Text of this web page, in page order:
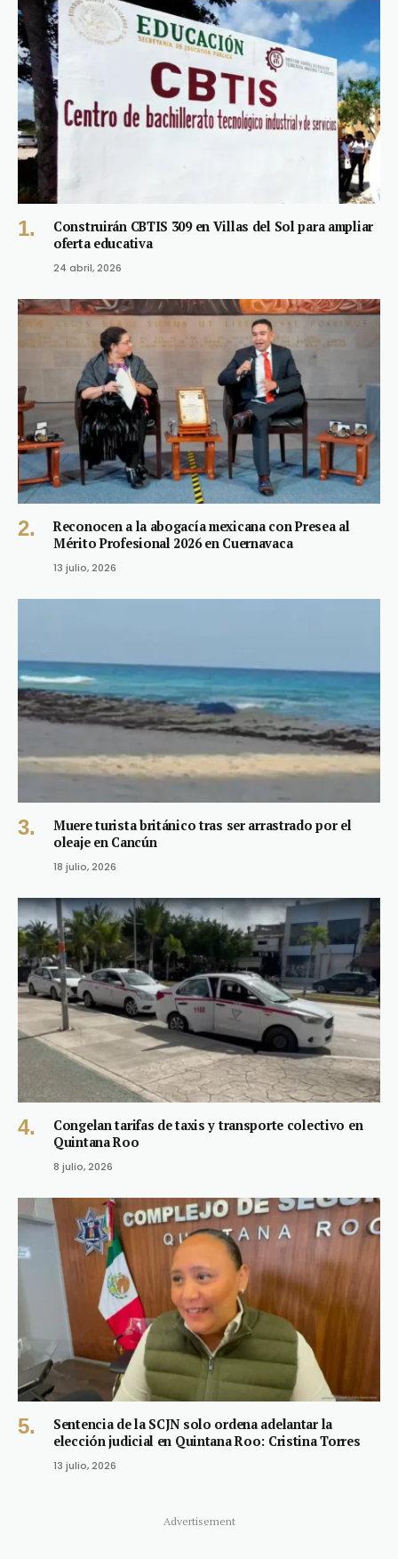
Construirán CBTIS 309 en Villas del Sol para ampliar
oferta educativa
24 abril, 2026
Reconocen a la abogacía mexicana con Presea al
Mérito Profesional 2026 en Cuernavaca
13 julio, 2026
Muere turista británico tras ser arrastrado por el
oleaje en Cancún
18 julio, 2026
Congelan tarifas de taxis y transporte colectivo en
Quintana Roo
8 julio, 2026
Sentencia de la SCJN solo ordena adelantar la
elección judicial en Quintana Roo: Cristina Torres
13 julio, 2026
Advertisement